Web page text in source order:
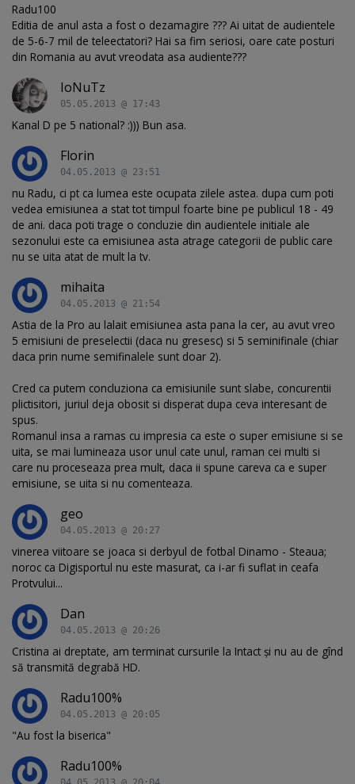
Radu100
Editia de anul asta a fost o dezamagire ??? Ai uitat de audientele
de 5-6-7 mil de teleectatori? Hai sa fim seriosi, oare cate posturi
din Romania au avut vreodata asa audiente???
IoNuTz
05.05.2013 @ 17:43
Kanal D pe 5 national? :))) Bun asa.
Florin
04.05.2013 @ 23:51
nu Radu, ci pt ca lumea este ocupata zilele astea. dupa cum poti
vedea emisiunea a stat tot timpul foarte bine pe publicul 18 - 49
de ani. daca poti trage o concluzie din audientele initiale ale
sezonului este ca emisiunea asta atrage categorii de public care
nu se uita atat de mult la tv.
mihaita
04.05.2013 @ 21:54
Astia de la Pro au lalait emisiunea asta pana la cer, au avut vreo
5 emisiuni de preselectii (daca nu gresesc) si 5 seminifinale (chiar
daca prin nume semifinalele sunt doar 2).
Cred ca putem concluziona ca emisiunile sunt slabe, concurentii
plictisitori, juriul deja obosit si disperat dupa ceva interesant de
spus.
Romanul insa a ramas cu impresia ca este o super emisiune si se
uita, se mai lumineaza usor unul cate unul, raman cei multi si
care nu proceseaza prea mult, daca ii spune careva ca e super
emisiune, se uita si nu comenteaza.
geo
04.05.2013 @ 20:27
vinerea viitoare se joaca si derbyul de fotbal Dinamo - Steaua;
noroc ca Digisportul nu este masurat, ca i-ar fi suflat in ceafa
Protvului...
Dan
04.05.2013 @ 20:26
Cristina ai dreptate, am terminat cursurile la Intact și nu au de gînd
să transmită degrabă HD.
Radu100%
04.05.2013 @ 20:05
"Au fost la biserica"
Radu100%